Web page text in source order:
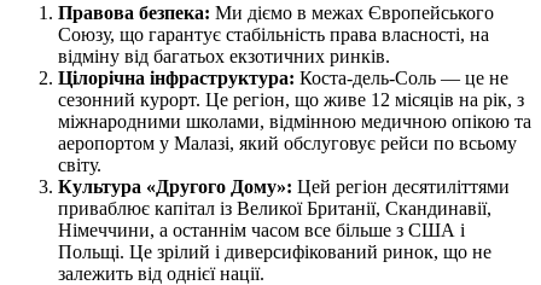
Правова безпека: Ми діємо в межах Європейського
Союзу, що гарантує стабільність права власності, на
відміну від багатьох екзотичних ринків.
Цілорічна інфраструктура: Коста-дель-Соль — це не
сезонний курорт. Це регіон, що живе 12 місяців на рік, з
міжнародними школами, відмінною медичною опікою та
аеропортом у Малазі, який обслуговує рейси по всьому
світу.
Культура «Другого Дому»: Цей регіон десятиліттями
приваблює капітал із Великої Британії, Скандинавії,
Німеччини, а останнім часом все більше з США і
Польщі. Це зрілий і диверсифікований ринок, що не
залежить від однієї нації.